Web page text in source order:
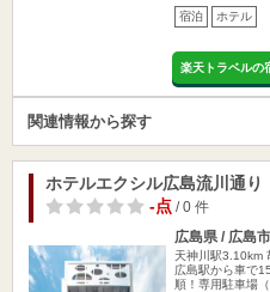
宿泊 ホテル
楽天トラベルの
関連情報から探す
ホテルエクシル広島流川通り
-点/ 0 件
広島県 / 広島
天神川駅3.10km
広島駅から車で
順！専用駐車場